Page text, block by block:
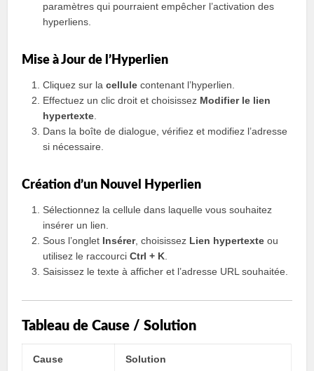
paramètres qui pourraient empêcher l’activation des
hyperliens.
Mise à Jour de l’Hyperlien
Cliquez sur lacellule contenant l’hyperlien.
Effectuez un clic droit et choisissez Modifier le lien
hypertexte
Dans la boîte de dialogue, vérifiez et modifiez l’adresse
si nécessaire.
Création d’un Nouvel Hyperlien
Sélectionnez la cellule dans laquelle vous souhaitez
insérer un lien.
Sous l’onglet Insérer, choisissez Lien hypertexte ou
utilisez le raccourciCtrl + K
Saisissez le texte à afficher et l’adresse URL souhaitée.
Tableau de Cause / Solution
Cause Solution